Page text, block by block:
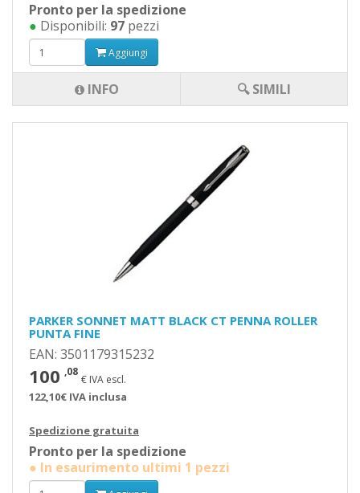
Pronto per la spedizione
● Disponibili: 97 pezzi
Aggiungi
INFO 🔍 SIMILI
PARKER SONNET MATT BLACK CT PENNA ROLLER
PUNTA FINE
EAN: 3501179315232
100 ,08
€ IVA escl.
122,10€ IVA inclusa
Spedizione gratuita
Pronto per la spedizione
● In esaurimento ultimi 1 pezzi